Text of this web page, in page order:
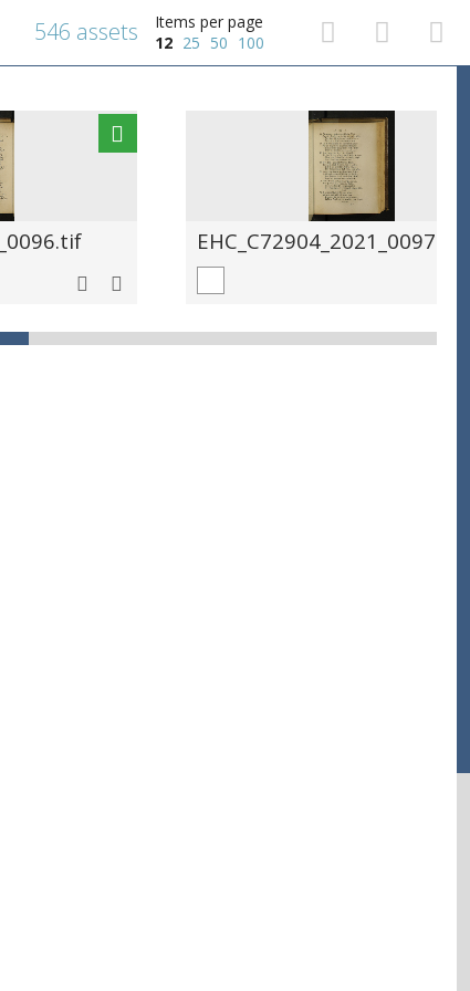
Items per page
12 25 50 100
546 assets
EHC_C72904_2021_0097.tif